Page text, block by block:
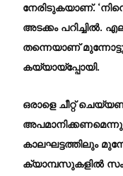
നേരിടുകയാണ്.
അടക്കം പറിച്ചിൽ.
തന്നെയാണ്
കയ്യായ്പ്പോയി.
​ഒരാളെ ചീറ്റ്
കാലഘട്ടത്തിലും
ക്യാമ്പസുകളിൽ